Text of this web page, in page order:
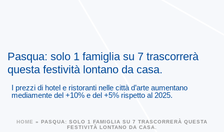
Pasqua: solo 1 famiglia su 7 trascorrerà
questa festività lontano da casa.
I prezzi di hotel e ristoranti nelle città d’arte aumentano
mediamente del +10% e del +5% rispetto al 2025.
HOME » PASQUA: SOLO 1 FAMIGLIA SU 7 TRASCORRERÀ QUESTA
FESTIVITÀ LONTANO DA CASA.